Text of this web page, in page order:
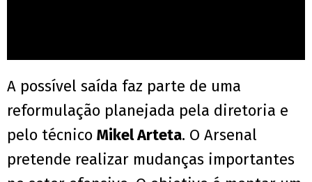
A possível saída faz parte de uma
reformulação planejada pela diretoria e
pelo técnico Mikel Arteta. O Arsenal
pretende realizar mudanças importantes